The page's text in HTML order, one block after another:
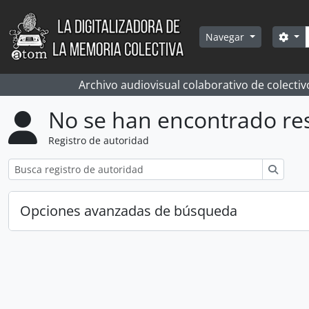
Skip to main content
Navegar
Archivo audiovisual colaborativo de
No se han encontrado
Registro de autoridad
Opciones avanzadas de búsqueda